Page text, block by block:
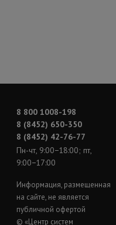
8 800 1008-198
8 (8452) 650-350
8 (8452) 42-76-77
Пн-чт, 9:00−18:00; пт,
9:00−17:00
Информация, размещенная
на сайте, не является
публичной офертой
© «Центр систем